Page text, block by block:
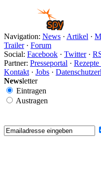
Navigation: News · Artikel ·
Trailer· Forum
Social: Facebook · Twitter·
Partner: Presseportal ·
Kontakt · Jobs ·
Newsletter
Eintragen
Austragen